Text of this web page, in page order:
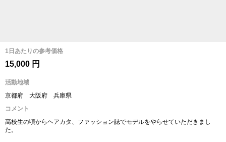
1日あたりの参考価格
15,000 円
活動地域
京都府 大阪府 兵庫県
コメント
高校生の頃からヘアカタ、ファッション誌でモデルをやらせていただきまし
た。